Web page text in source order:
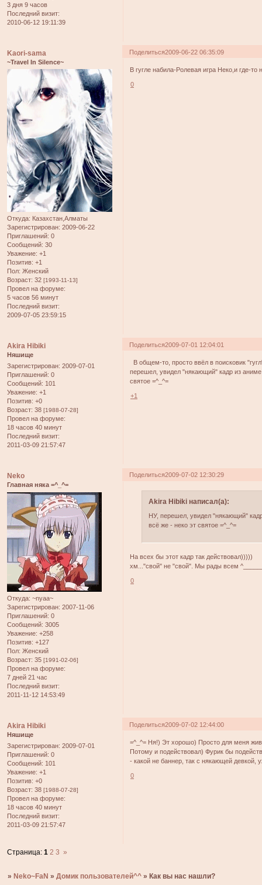
3 дня 9 часов
Последний визит:
2010-06-12 19:11:39
Поделиться2009-06-22 06:35:09
Kaori-sama
~Travel In Silence~
Откуда: Казахстан,Алматы
Зарегистрирован: 2009-06-22
Приглашений: 0
Сообщений: 30
Уважение: +1
Позитив: +1
Пол: Женский
Возраст: 32 [1993-11-13]
Провел на форуме:
5 часов 56 минут
Последний визит:
2009-07-05 23:59:15
В гугле набила-Ролевая игра Неко,и где-
0
Поделиться2009-07-01 12:04:01
Akira Hibiki
Няшище
Зарегистрирован: 2009-07-01
Приглашений: 0
Сообщений: 101
Уважение: +1
Позитив: +0
Возраст: 38 [1988-07-28]
Провел на форуме:
18 часов 40 минут
Последний визит:
2011-03-09 21:57:47
В общем-то, просто ввёл в поисковик
перешел, увидел "някающий" кадр из
святое =^_^=
+1
Поделиться2009-07-02 12:30:29
Neko
Главная няка =^_^=
Откуда: ~nyaa~
Зарегистрирован: 2007-11-06
Приглашений: 0
Сообщений: 3005
Уважение: +258
Позитив: +127
Пол: Женский
Возраст: 35 [1991-02-06]
Провел на форуме:
7 дней 21 час
Последний визит:
2011-11-12 14:53:49
Akira Hibiki написал(а):
НУ, перешел, увидел "някающий"
всё же - неко эт святое =^_^=
На всех бы этот кадр так действовал)))))
хм..."свой" не "свой". Мы рады всем
0
Поделиться2009-07-02 12:44:00
Akira Hibiki
Няшище
Зарегистрирован: 2009-07-01
Приглашений: 0
Сообщений: 101
Уважение: +1
Позитив: +0
Возраст: 38 [1988-07-28]
Провел на форуме:
18 часов 40 минут
Последний визит:
2011-03-09 21:57:47
=^_^= Ня!) Эт хорошо) Просто для меня
Потому и подействовал) Фурик бы
- какой не баннер, так с някающей девкой,
0
Страница:1 2 3 »
» Neko~FaN »Домик пользователей^^ » Как вы нас нашли?